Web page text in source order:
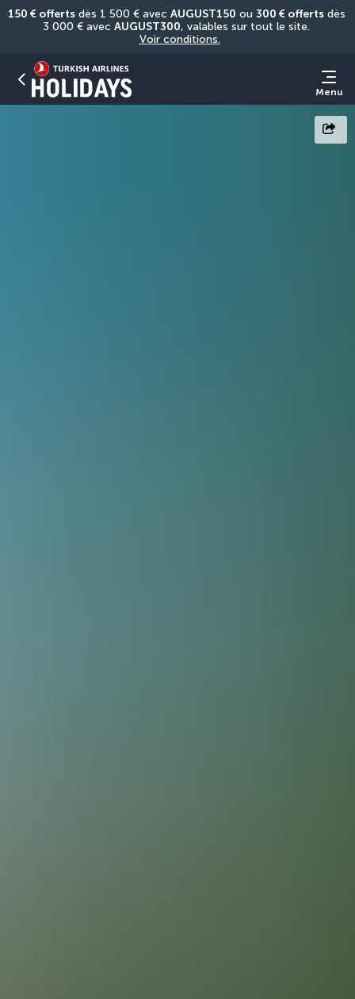
150 € offerts dès 1 500 € avec AUGUST150 ou 300 € offerts dès
3 000 € avec AUGUST300
Voir conditions.
Menu